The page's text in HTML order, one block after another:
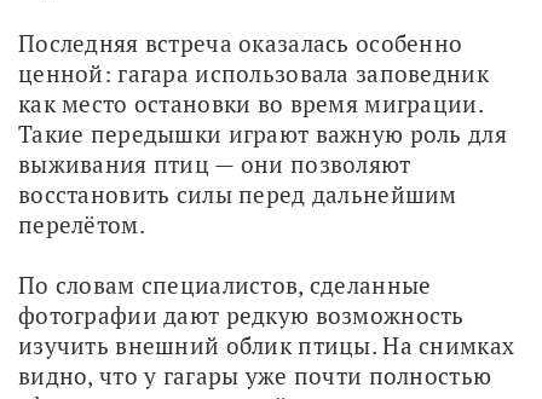
Последняя встреча оказалась особенно
ценной: гагара использовала заповедник
как место остановки во время миграции.
Такие передышки играют важную роль для
выживания птиц — они позволяют
восстановить силы перед дальнейшим
перелётом.
По словам специалистов, сделанные
фотографии дают редкую возможность
изучить внешний облик птицы. На снимках
видно, что у гагары уже почти полностью